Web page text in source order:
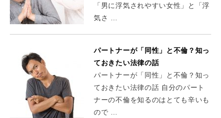
「男に浮気されやすい女性」と「浮
気さ …
パートナーが「同性」と不倫？知っ
ておきたい法律の話
パートナーが「同性」と不倫？知っ
ておきたい法律の話 自分のパート
ナーの不倫を知るのはとても辛いも
ので …